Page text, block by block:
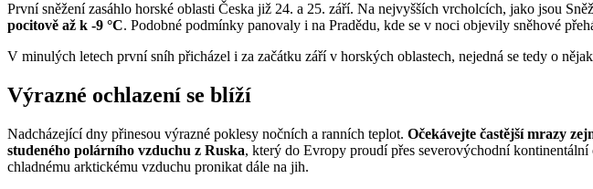
První sněžení zasáhlo horské oblasti Česka již 24. a 25. září. Na nejvyšších vrcholcích, jako jsou
pocitově až k -9 °C. Podobné podmínky panovaly i na Pradědu, kde se v noci objevily sněhové
V minulých letech první sníh přicházel i za začátku září v horských oblastech, nejedná se tedy o
Výrazné ochlazení se blíží
Nadcházející dny přinesou výrazné poklesy nočních a ranních teplot. Očekávejte častější mrazy
studeného polárního vzduchu z Ruska, který do Evropy proudí přes severovýchodní
chladnému arktickému vzduchu pronikat dále na jih.